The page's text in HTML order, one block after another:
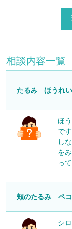
相談内容一覧
たるみ ほうれ
ほ
で
し
を
っ
頬のたるみ ペ
シ